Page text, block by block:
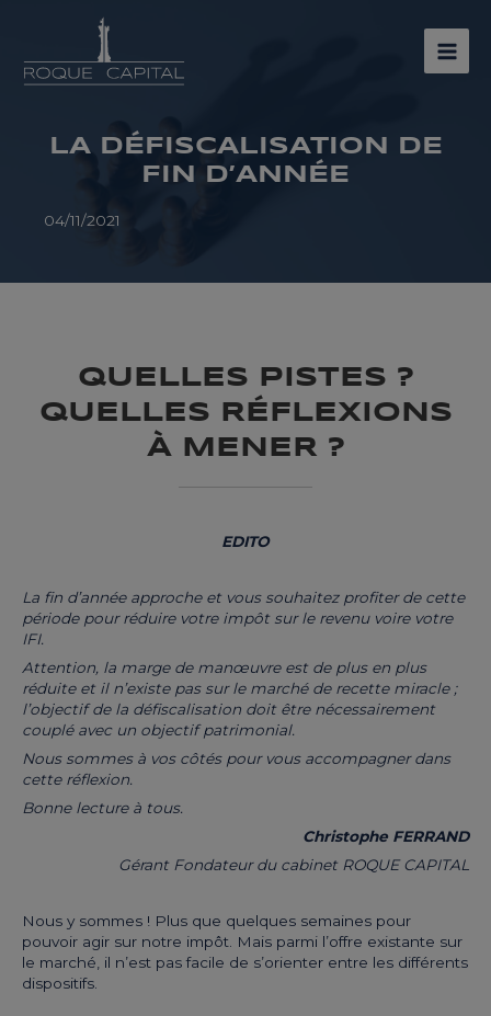
LA DÉFISCALISATION DE
FIN D’ANNÉE
04/11/2021
QUELLES PISTES ?
QUELLES RÉFLEXIONS
À MENER ?
EDITO
La fin d’année approche et vous souhaitez profiter de cette
période pour réduire votre impôt sur le revenu voire votre
IFI.
Attention, la marge de manœuvre est de plus en plus
réduite et il n’existe pas sur le marché de recette miracle ;
l’objectif de la défiscalisation doit être nécessairement
couplé avec un objectif patrimonial.
Nous sommes à vos côtés pour vous accompagner dans
cette réflexion.
Bonne lecture à tous.
Christophe FERRAND
Gérant Fondateur du cabinet ROQUE CAPITAL
Nous y sommes ! Plus que quelques semaines pour
pouvoir agir sur notre impôt. Mais parmi l’offre existante sur
le marché, il n’est pas facile de s’orienter entre les différents
dispositifs.